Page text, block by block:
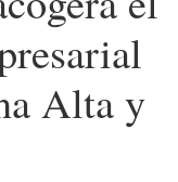
Alta y